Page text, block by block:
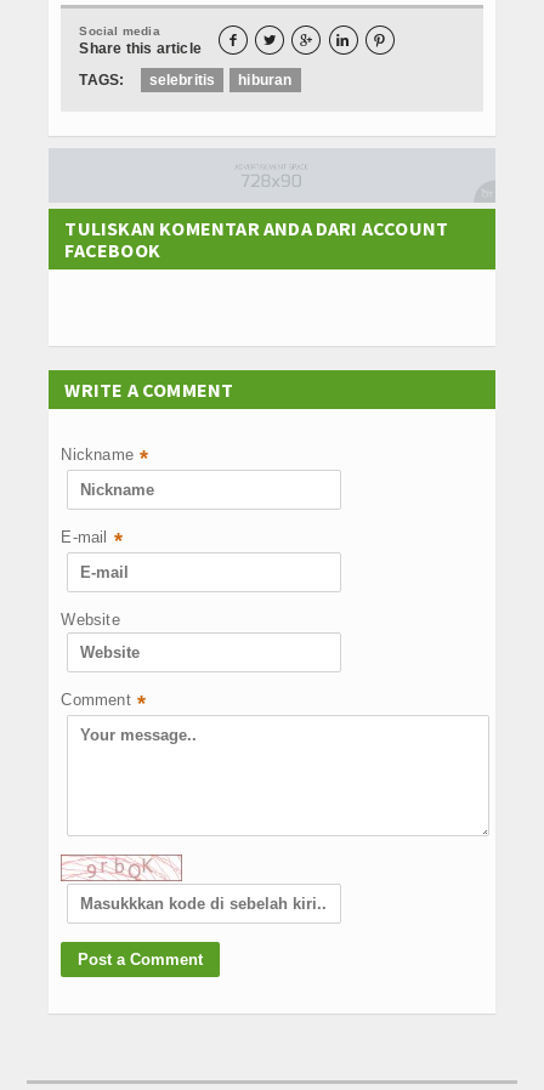
Social media
Share this article     
TAGS: selebritis hiburan
TULISKAN KOMENTAR ANDA DARI ACCOUNT
FACEBOOK
WRITE A COMMENT
Nickname *
E-mail *
Website
Comment *